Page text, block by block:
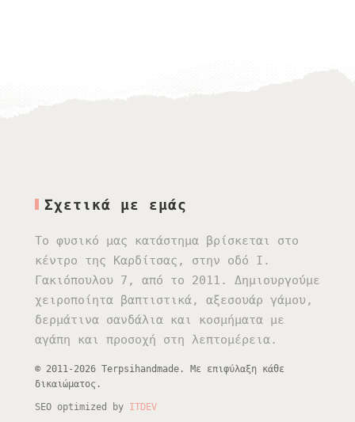
Σχετικά με εμάς
Το φυσικό μας κατάστημα βρίσκεται στο
κέντρο της Καρδίτσας, στην οδό Ι.
Γακιόπουλου 7, από το 2011. Δημιουργούμε
χειροποίητα βαπτιστικά, αξεσουάρ γάμου,
δερμάτινα σανδάλια και κοσμήματα με
αγάπη και προσοχή στη λεπτομέρεια.
© 2011-2026 Terpsihandmade. Με επιφύλαξη κάθε
δικαιώματος.
SEO optimized by ITDEV